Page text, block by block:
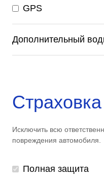
GPS
Дополнительный
Страховка
Исключить всю
повреждения автомобиля.
Полная защита